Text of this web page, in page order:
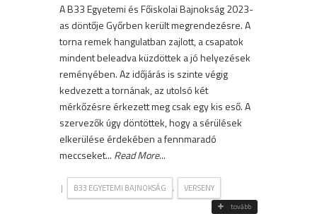
A B33 Egyetemi és Főiskolai Bajnokság 2023-
as döntője Győrben került megrendezésre. A
torna remek hangulatban zajlott, a csapatok
mindent beleadva küzdöttek a jó helyezések
reményében. Az időjárás is szinte végig
kedvezett a tornának, az utolsó két
mérkőzésre érkezett meg csak egy kis eső. A
szervezők úgy döntöttek, hogy a sérülések
elkerülése érdekében a fennmaradó
meccseket... Read More...
| B33 EGYETEMI BAJNOKSÁG , VERSENY
tovább